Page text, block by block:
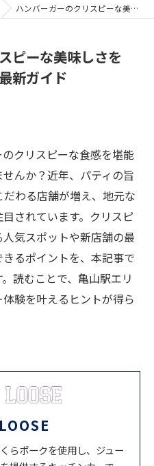
ハンバーガーのクリスピーな美味しさを亀山駅周辺で味わう最新ガイド
ピーな美味しさを
新ガイド
クリスピーな食感を堪能
んか？近年、パティの旨
わる店舗が増え、地元な
されています。クリスピ
気スポットや新店舗の最
るポイントを、本記事で
読むことで、亀山駅エリ
験を叶えるヒントが得ら
らポークを使用し、ジュー